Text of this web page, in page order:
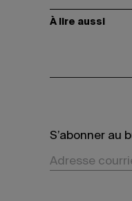
À lire aussi
S’abonner au